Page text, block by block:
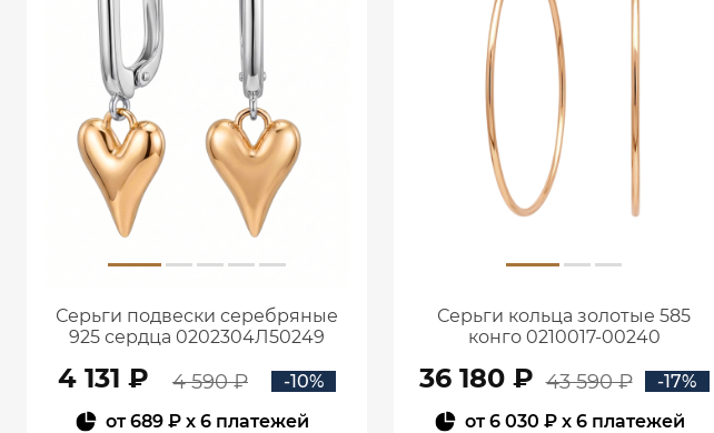
Серьги подвески серебряные
925 сердца 0202304Л50249
4 131 ₽ 4 590 ₽
-10%
от689 ₽ x 6 платежей
Серьги кольца золотые 585
конго 0210017-00240
36 180 ₽ 43 590 ₽
-17%
от6 030 ₽x 6 платежей